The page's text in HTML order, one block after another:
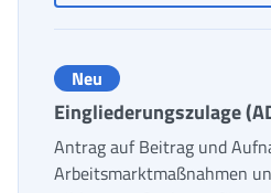
Neu
Eingliederungszulage
Antrag auf Beitrag und
Arbeitsmarktmaßnahmen